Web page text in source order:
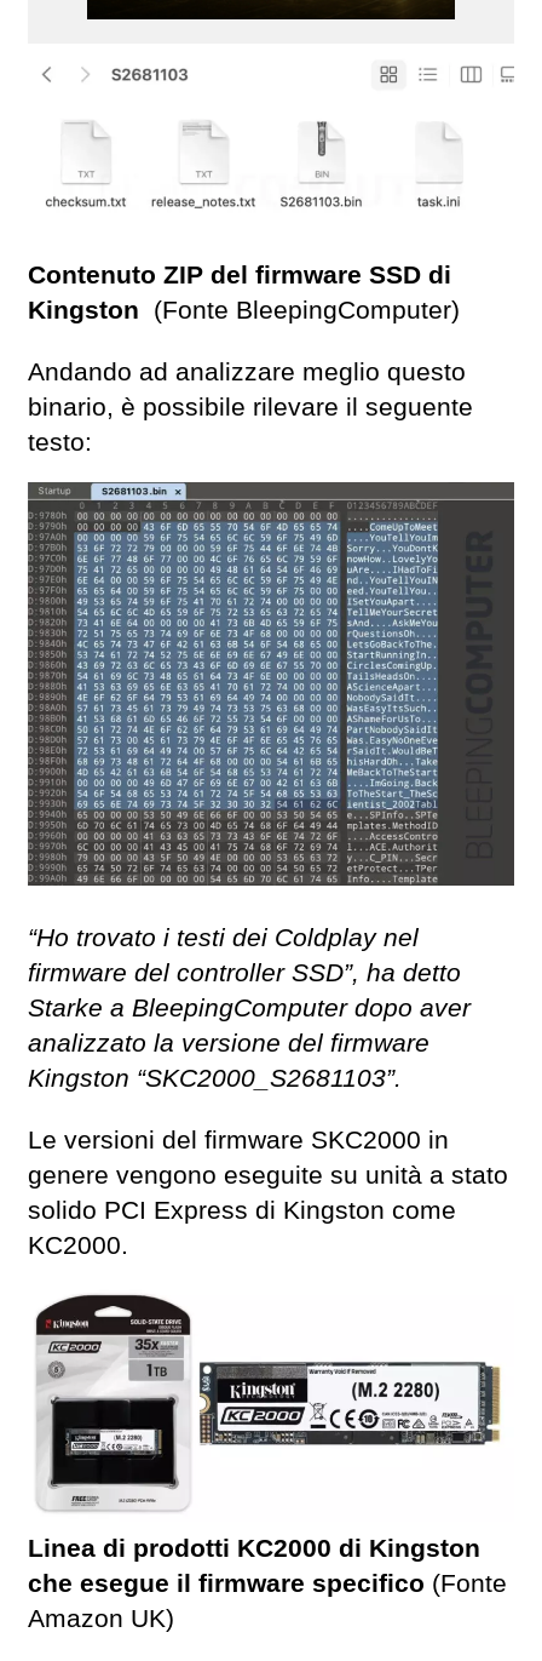
Contenuto ZIP del firmware SSD di
Kingston (Fonte BleepingComputer)
Andando ad analizzare meglio questo
binario, è possibile rilevare il seguente
testo:
“Ho trovato i testi dei Coldplay nel
firmware del controller SSD”, ha detto
Starke a BleepingComputer dopo aver
analizzato la versione del firmware
Kingston “SKC2000_S2681103”.
Le versioni del firmware SKC2000 in
genere vengono eseguite su unità a stato
solido PCI Express di Kingston come
KC2000.
Linea di prodotti KC2000 di Kingston
che esegue il firmware specifico (Fonte
Amazon UK)